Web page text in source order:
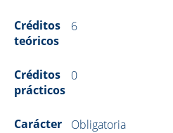
Créditos
teóricos
6
Créditos
prácticos
0
Carácter Obligatoria